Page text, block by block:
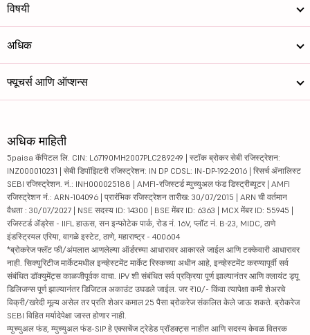
विषयी
अधिक
फ्यूचर्स आणि ऑप्शन्स
अधिक माहिती
5paisa कॅपिटल लि. CIN: L67190MH2007PLC289249 | स्टॉक ब्रोकर सेबी रजिस्ट्रेशन:
INZ000010231 | सेबी डिपॉझिटरी रजिस्ट्रेशन: IN DP CDSL: IN-DP-192-2016 | रिसर्च ॲनालिस्ट
SEBI रजिस्ट्रेशन. नं.: INH000025188 | AMFI-रजिस्टर्ड म्युच्युअल फंड डिस्ट्रीब्यूटर | AMFI
रजिस्ट्रेशन नं.: ARN-104096 | प्रारंभिक रजिस्ट्रेशन तारीख: 30/07/2015 | ARN ची वर्तमान
वैधता : 30/07/2027 | NSE सदस्य ID: 14300 | BSE मेंबर ID: 6363 | MCX मेंबर ID: 55945 |
रजिस्टर्ड ॲड्रेस - IIFL हाऊस, सन इन्फोटेक पार्क, रोड नं. 16V, प्लॉट नं. B-23, MIDC, ठाणे
इंडस्ट्रियल एरिया, वागळे इस्टेट, ठाणे, महाराष्ट्र - 400604
*ब्रोकरेज फ्लॅट फी/अंमलात आणलेल्या ऑर्डरच्या आधारावर आकारले जाईल आणि टक्केवारी आधारावर
नाही. सिक्युरिटीज मार्केटमधील इन्व्हेस्टमेंट मार्केट रिस्कच्या अधीन आहे, इन्व्हेस्टमेंट करण्यापूर्वी सर्व
संबंधित डॉक्युमेंट्स काळजीपूर्वक वाचा. IPV शी संबंधित सर्व प्रक्रिया पूर्ण झाल्यानंतर आणि क्लायंट ड्यू
डिलिजन्स पूर्ण झाल्यानंतर डिजिटल अकाउंट उघडले जाईल. जर ₹10/- किंवा त्यापेक्षा कमी शेअरचे
विक्री/खरेदी मूल्य असेल तर प्रति शेअर कमाल 25 पैसा ब्रोकरेज संकलित केले जाऊ शकते. ब्रोकरेज
SEBI विहित मर्यादेपेक्षा जास्त होणार नाही.
म्युच्युअल फंड, म्युच्युअल फंड-SIP हे एक्सचेंज ट्रेडेड प्रॉडक्ट्स नाहीत आणि सदस्य केवळ वितरक